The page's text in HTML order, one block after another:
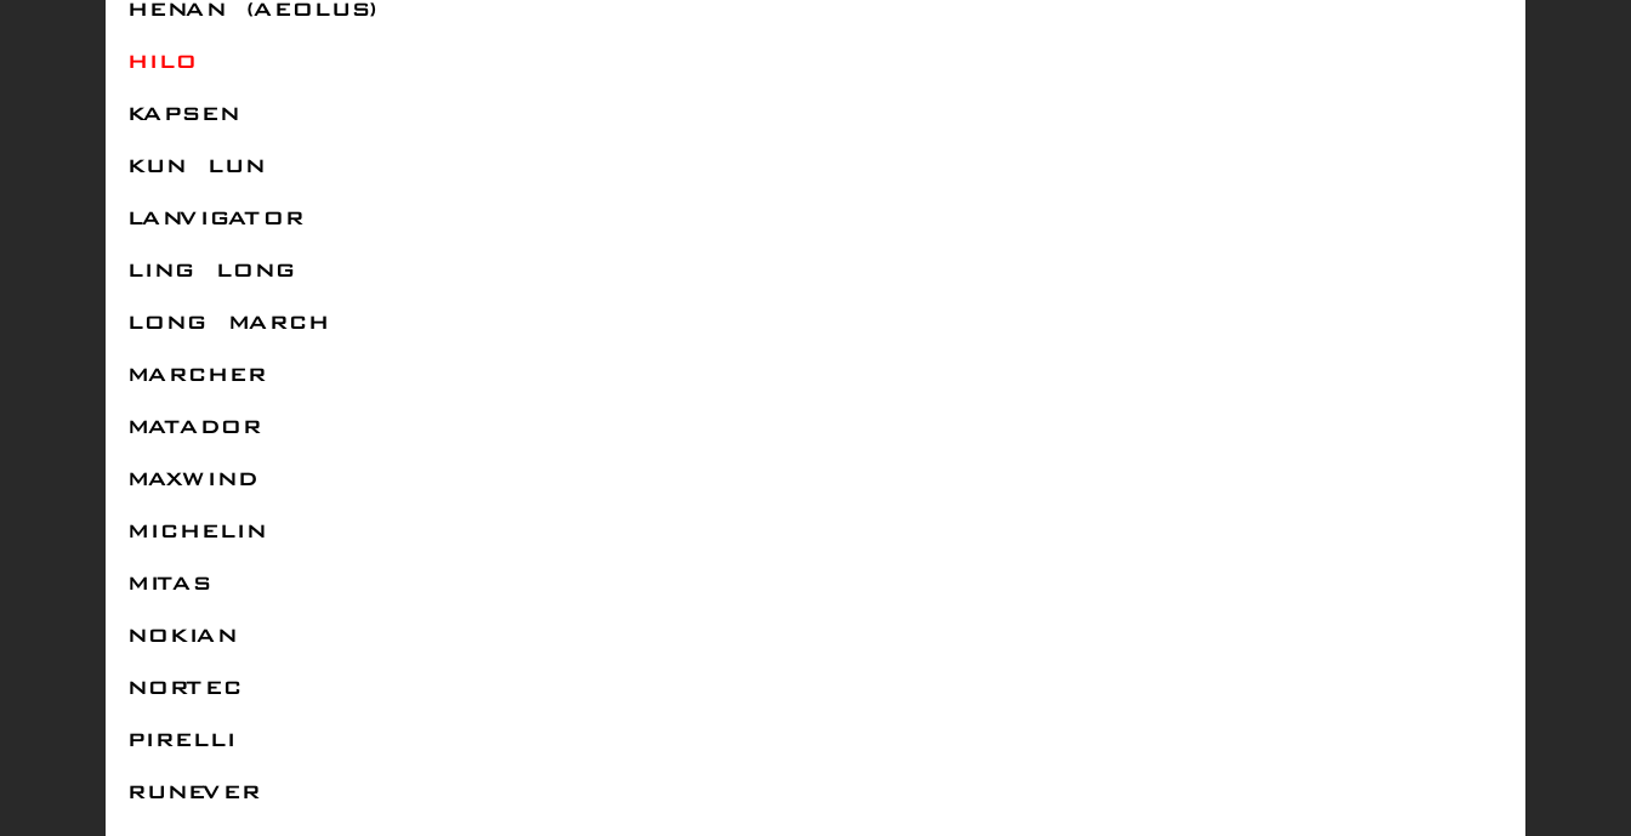
HENAN (AEOLUS)
HILO
KAPSEN
KUN LUN
LANVIGATOR
LING LONG
LONG MARCH
MARCHER
MATADOR
MAXWIND
MICHELIN
MITAS
NOKIAN
NORTEC
PIRELLI
RUNEVER